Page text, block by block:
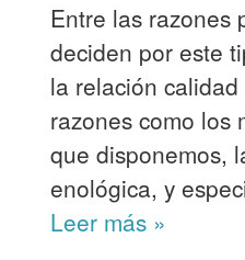
Entre las razones
deciden por este
la relación
razones como los
que disponemos,
enológica, y
Leer más »